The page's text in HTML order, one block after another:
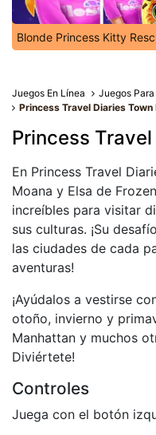
Blonde Princess Kitty
Juegos En Línea
Juegos
Princess Travel Diaries Town
Princess
En Princess Travel
Moana y Elsa de
increíbles para visitar
sus culturas. ¡Su
las ciudades de cada
aventuras!
¡Ayúdalos a vestirse
otoño, invierno y
Manhattan y muchos
Diviértete!
Controles
Juega con el botón